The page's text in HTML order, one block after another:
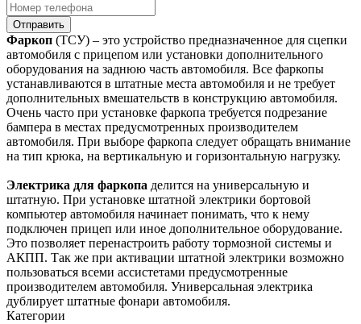
Отправить
Фаркоп (ТСУ) – это устройство предназначенное для сцепки
автомобиля с прицепом или установки дополнительного
оборудования на заднюю часть автомобиля. Все фаркопы
устанавливаются в штатные места автомобиля и не требует
дополнительных вмешательств в конструкцию автомобиля.
Очень часто при установке фаркопа требуется подрезание
бампера в местах предусмотренных производителем
автомобиля. При выборе фаркопа следует обращать внимание
на тип крюка, на вертикальную и горизонтальную нагрузку.
Электрика для фаркопа делится на универсальную и
штатную. При установке штатной электрики бортовой
компьютер автомобиля начинает понимать, что к нему
подключен прицеп или иное дополнительное оборудование.
Это позволяет перенастроить работу тормозной системы и
АКПП. Так же при активации штатной электрики возможно
пользоваться всеми ассистетами предусмотренные
производителем автомобиля. Универсальная электрика
дублирует штатные фонари автомобиля.
Категории